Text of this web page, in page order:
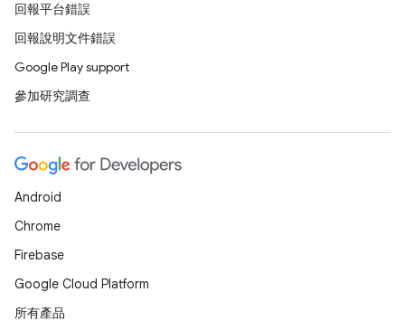
回報平台錯誤
回報說明文件錯誤
Google Play support
參加研究調查
Android
Chrome
Firebase
Google Cloud Platform
所有產品